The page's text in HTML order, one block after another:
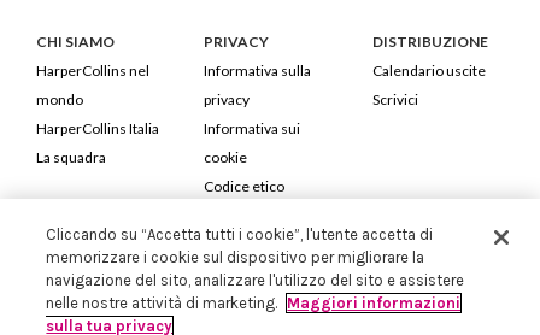
CHI SIAMO
HarperCollins nel
mondo
HarperCollins Italia
La squadra
PRIVACY
Informativa sulla
privacy
Informativa sui
cookie
Codice etico
DISTRIBUZIONE
Calendario uscite
Scrivici
HarperCollins Italia S.p.A. Viale Monte Nero, 84 - 20135 Milano
Cod. Fiscale e P.IVA 05946780151 - Capitale Sociale 258.250 €
Iscritta in Milano al Registro delle imprese nr.198004 e REA nr.1051898
Cliccando su “Accetta tutti i cookie”, l'utente accetta di
memorizzare i cookie sul dispositivo per migliorare la
navigazione del sito, analizzare l'utilizzo del sito e assistere
nelle nostre attività di marketing. Maggiori informazioni
sulla tua privacy